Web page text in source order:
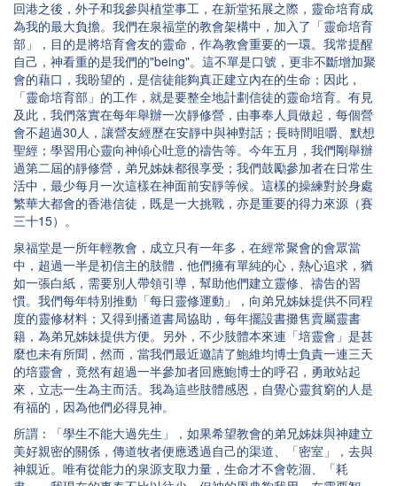
回港之後，外子和我參與植堂事工，在新堂拓展之際，靈命培育成
為我的最大負擔。我們在泉福堂的教會架構中，加入了「靈命培育
部」，目的是將培育會友的靈命，作為教會重要的一環。我常提醒
自己，神看重的是我們的"being"。這不單是口號，更非不斷增加聚
會的藉口，我盼望的，是信徒能夠真正建立內在的生命；因此，
「靈命培育部」的工作，就是要整全地計劃信徒的靈命培育。有見
及此，我們落實在每年舉辦一次靜修營，由事奉人員做起，每個營
會不超過30人，讓營友經歷在安靜中與神對話；長時間咀嚼、默想
聖經；學習用心靈向神傾心吐意的禱告等。今年五月，我們剛舉辦
過第二屆的靜修營，弟兄姊妹都很享受；我們鼓勵參加者在日常生
活中，最少每月一次這樣在神面前安靜等候。這樣的操練對於身處
繁華大都會的香港信徒，既是一大挑戰，亦是重要的得力來源（賽
三十15）。
泉福堂是一所年輕教會，成立只有一年多，在經常聚會的會眾當
中，超過一半是初信主的肢體，他們擁有單純的心，熱心追求，猶
如一張白紙，需要別人帶領引導，幫助他們建立靈修、禱告的習
慣。我們每年特別推動「每日靈修運動」，向弟兄姊妹提供不同程
度的靈修材料；又得到播道書局協助，每年擺設書攤售賣屬靈書
籍，為弟兄姊妹提供方便。另外，不少肢體本來連「培靈會」是甚
麼也未有所聞，然而，當我們最近邀請了鮑維均博士負責一連三天
的培靈會，竟然有超過一半參加者回應鮑博士的呼召，勇敢站起
來，立志一生為主而活。我為這些肢體感恩，自覺心靈貧窮的人是
有福的，因為他們必得見神。
所謂：「學生不能大過先生」，如果希望教會的弟兄姊妹與神建立
美好親密的關係，傳道牧者便應透過自己的渠道、「密室」，去與
神親近。唯有從能力的泉源支取力量，生命才不會乾涸、「耗